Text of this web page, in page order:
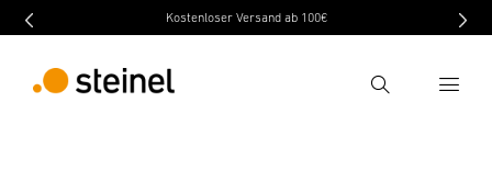
Kostenloser Versand ab 100€
Recherche